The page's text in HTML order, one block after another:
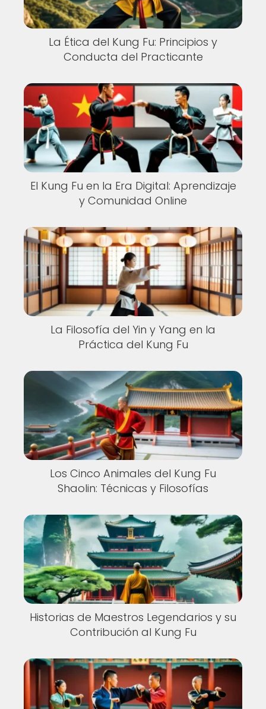
La Ética del Kung Fu: Principios y
Conducta del Practicante
El Kung Fu en la Era Digital: Aprendizaje
y Comunidad Online
La Filosofía del Yin y Yang en la
Práctica del Kung Fu
Los Cinco Animales del Kung Fu
Shaolin: Técnicas y Filosofías
Historias de Maestros Legendarios y su
Contribución al Kung Fu